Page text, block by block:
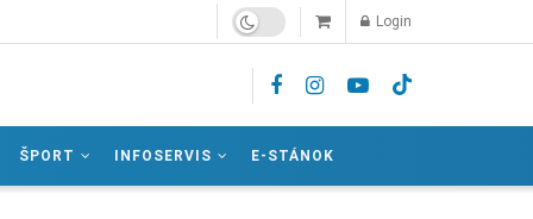
Login
ŠPORT INFOSERVIS E-STÁNOK